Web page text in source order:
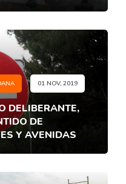
01 NOV, 2019
DELIBERANTE,
DE
Y AVENIDAS